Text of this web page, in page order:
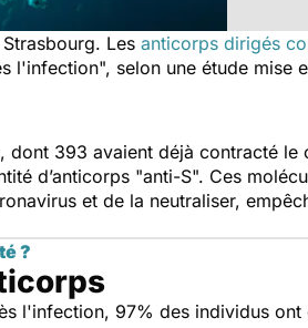
Les anticorps dirigés
l'infection", selon une étude mise
dont 393 avaient déjà contracté le
d’anticorps "anti-S". Ces
et de la neutraliser,
?
l'infection, 97% des individus